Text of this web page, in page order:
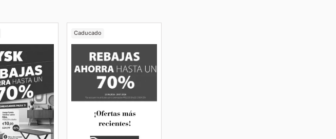
Caducado